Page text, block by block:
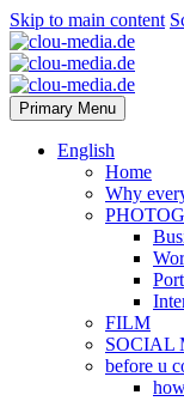
Skip to main content
Primary Menu
English
Home
Why
FILM
SOCIAL
before u